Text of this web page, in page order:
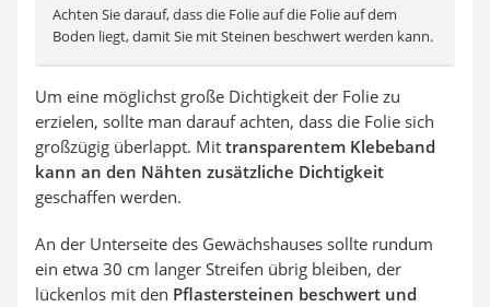
Achten Sie darauf, dass die Folie auf die Folie auf dem
Boden liegt, damit Sie mit Steinen beschwert werden kann.
Um eine möglichst große Dichtigkeit der Folie zu
erzielen, sollte man darauf achten, dass die Folie sich
großzügig überlappt. Mit transparentem Klebeband
kann an den Nähten zusätzliche Dichtigkeit
geschaffen werden.
An der Unterseite des Gewächshauses sollte rundum
ein etwa 30 cm langer Streifen übrig bleiben, der
lückenlos mit den Pflastersteinen beschwert und